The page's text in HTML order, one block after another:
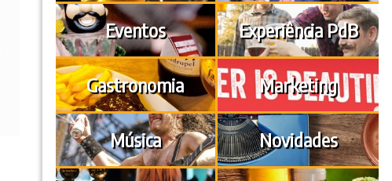
Eventos Experiência PdB
Gastronomia Marketing
Música Novidades